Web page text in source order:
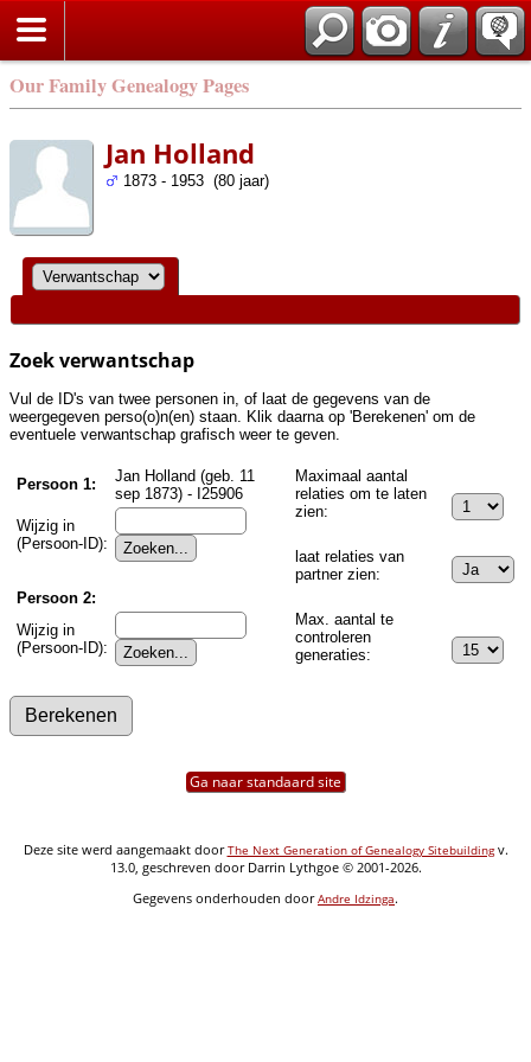
Our Family Genealogy Pages
Jan Holland
1873 - 1953 (80 jaar)
Zoek verwantschap
Vul de ID's van twee personen in, of laat de gegevens van de
weergegeven perso(o)n(en) staan. Klik daarna op 'Berekenen' om de
eventuele verwantschap grafisch weer te geven.
Persoon 1:
Jan Holland (geb. 11
sep 1873) - I25906
Wijzig in
(Persoon-ID):
Persoon 2:
Wijzig in
(Persoon-ID):
Maximaal aantal
relaties om te laten
zien:
laat relaties van
partner zien:
Max. aantal te
controleren
generaties:
Ga naar standaard site
Deze site werd aangemaakt doorThe Next Generation of Genealogy Sitebuildingv.
13.0, geschreven door Darrin Lythgoe © 2001-2026.
Gegevens onderhouden doorAndre Idzinga.